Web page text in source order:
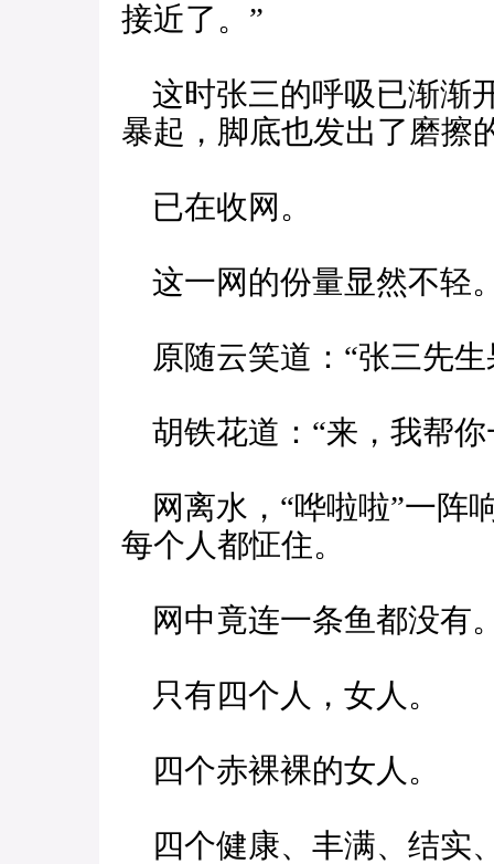
接近了。”
这时张三的呼吸已渐渐
暴起，脚底也发出了磨擦
已在收网。
这一网的份量显然不轻
原随云笑道：“张三先生
胡铁花道：“来，我帮你
网离水，“哗啦啦”一阵
每个人都怔住。
网中竟连一条鱼都没有
只有四个人，女人。
四个赤裸裸的女人。
四个健康、丰满、结实